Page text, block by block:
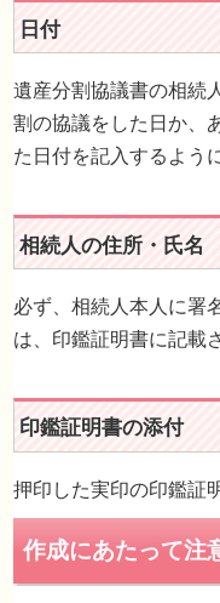
財産の表示
日付
遺産分割協議書の相続
割の協議をした日か、
た日付を記入するよう
必ず、相続人本人に署
は、印鑑証明書に記載
押印した実印の印鑑証